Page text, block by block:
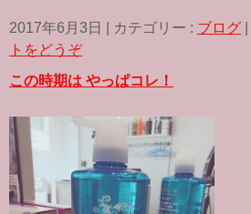
c
e
b
o
k
i
t
t
r
n
e
2017年6月3日 カテゴリー : ブログ
トをどうぞ
この時期は やっぱコレ！